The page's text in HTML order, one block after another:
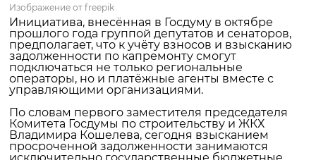
Изображение от freepik
Инициатива, внесённая в Госдуму в октябре
прошлого года группой депутатов и сенаторов,
предполагает, что к учёту взносов и взысканию
задолженности по капремонту смогут
подключаться не только региональные
операторы, но и платёжные агенты вместе с
управляющими организациями.
По словам первого заместителя председателя
Комитета Госдумы по строительству и ЖКХ
Владимира Кошелева, сегодня взысканием
просроченной задолженности занимаются